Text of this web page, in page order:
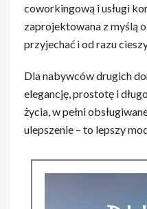
coworkingową i usługi
zaprojektowana z myślą
przyjechać i od razu
Dla nabywców drugich
elegancję, prostotę i
życia, w pełni
ulepszenie – to lepszy